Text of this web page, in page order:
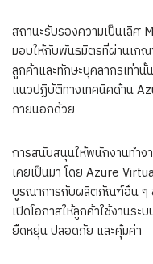
สถานะรับรองความเป็นเลิ
มอบให้กับพันธมิตรที่ผ่านเกณ
ลูกค้าและทักษะบุคลากรเท่า
แนวปฏิบัติทางเทคนิคด้าน
ภายนอกด้วย
การสนับสนุนให้พนักงานทำ
เคยเป็นมา โดย Azure
บูรณาการกับผลิตภัณฑ์อื่น ๆ
เปิดโอกาสให้ลูกค้าใช้งานร
ยืดหยุ่น ปลอดภัย และคุ้มค่า